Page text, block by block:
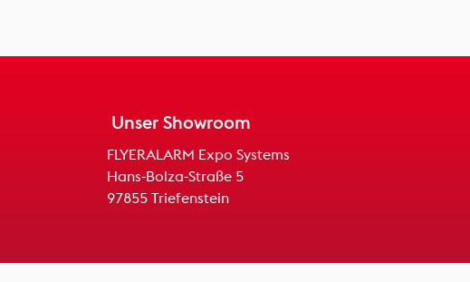
Unser Showroom
FLYERALARM Expo Systems
Hans-Bolza-Straße 5
97855 Triefenstein